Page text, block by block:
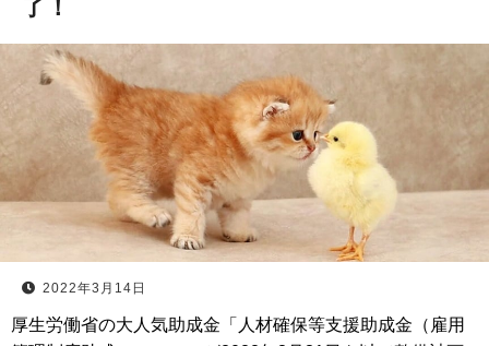
了！
2022年3月14日
厚生労働省の大人気助成金「人材確保等支援助成金（雇用